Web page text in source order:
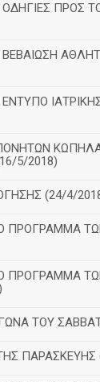
ΠΡΟΣ
5/2018)
(24/4/
ΠΡΟΓΡΑΜΜΑ
ΠΡΟΓΡΑΜΜΑ
ΤΟΥ
ΠΑΡΑΣΚΕΥΗΣ